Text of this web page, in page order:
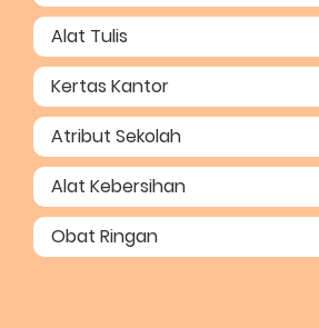
Alat Tulis
Kertas Kantor
Atribut Sekolah
Alat Kebersihan
Obat Ringan